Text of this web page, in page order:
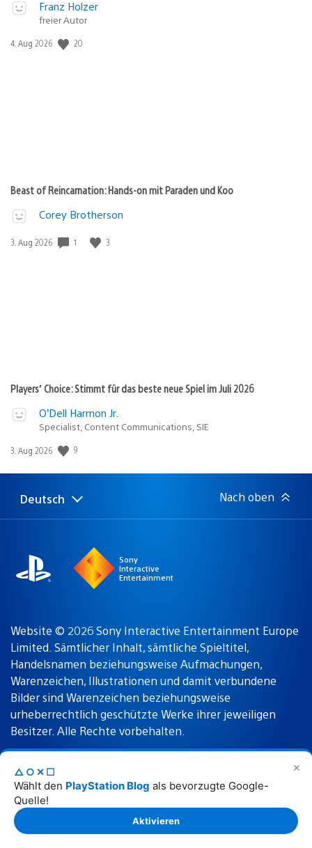
✕
△○✕☐
Wählt den PlayStation Blog als bevorzugte Google-
Quelle!
Aktivieren
Franz Holzer
freier Autor
Veröffentlichungsdatum:
4. Aug 2026 20
Beast of Reincarnation: Hands-on mit Paraden und Koo
Corey Brotherson
Veröffentlichungsdatum:
3. Aug 2026 1 3
Players’ Choice: Stimmt für das beste neue Spiel im Juli 2026
O’Dell Harmon Jr.
Specialist, Content Communications, SIE
Veröffentlichungsdatum:
3. Aug 2026 9
Select
a
Aktuelle
Region:
Deutsch Nach oben
Sony
Interactive
Entertainment
Website © 2026 Sony Interactive Entertainment Europe
Limited. Sämtlicher Inhalt, sämtliche Spieltitel,
Handelsnamen beziehungsweise Aufmachungen,
Warenzeichen, Illustrationen und damit verbundene
Bilder sind Warenzeichen beziehungsweise
urheberrechtlich geschützte Werke ihrer jeweiligen
Besitzer. Alle Rechte vorbehalten.
Nutzungsbedingungen Datenschutzrichtlinie
Rechtliche Hinweise